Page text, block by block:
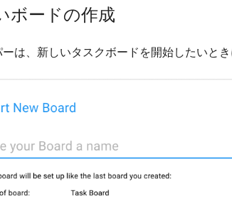
ボードの作成
は、新しいタスクボードを開始したいと